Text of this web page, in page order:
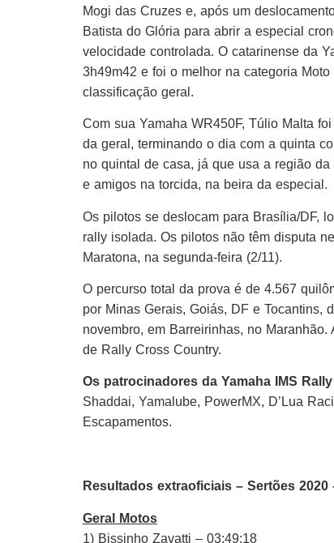
Mogi das Cruzes e, após um
Batista do Glória para abrir a especial
velocidade controlada. O catarinense da
3h49m42 e foi o melhor na categoria
classificação geral.
Com sua Yamaha WR450F, Túlio Malta
da geral, terminando o dia com a quinta
no quintal de casa, já que usa a região
e amigos na torcida, na beira da especial.
Os pilotos se deslocam para Brasília/DF,
rally isolada. Os pilotos não têm disputa
Maratona, na segunda-feira (2/11).
O percurso total da prova é de 4.567
por Minas Gerais, Goiás, DF e Tocantins,
novembro, em Barreirinhas, no
de Rally Cross Country.
Os patrocinadores da Yamaha IMS Rally
Shaddai, Yamalube, PowerMX, D’Lua
Escapamentos.
Resultados extraoficiais – Sertões 2020
Geral Motos
1) Bissinho Zavatti – 03:49:18